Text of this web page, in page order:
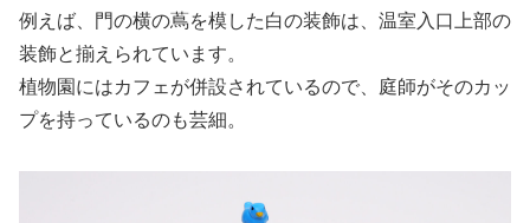
例えば、門の横の蔦を模した白の装飾は、温室入口上部の
装飾と揃えられています。
植物園にはカフェが併設されているので、庭師がそのカッ
プを持っているのも芸細。